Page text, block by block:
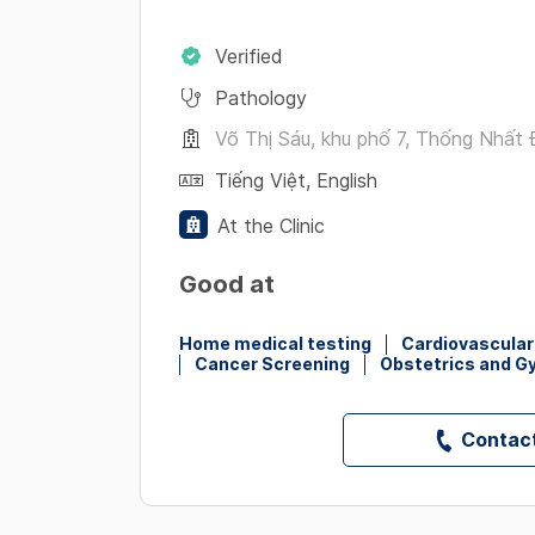
Verified
Pathology
Võ Thị Sáu, khu phố 7, Thống Nhất
Tiếng Việt, English
At the Clinic
Good at
Home medical testing
Cancer Screening
Obstetrics and